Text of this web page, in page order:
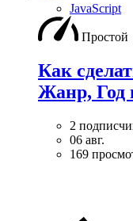
JavaScript
Простой
Как
Жанр, Год
2
06 авг.
169